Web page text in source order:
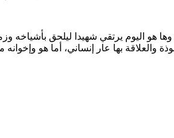
هو اليوم يرتقي شهيدا ليلحق بأشياخه
والعلاقة بها عار إنساني، أما هو